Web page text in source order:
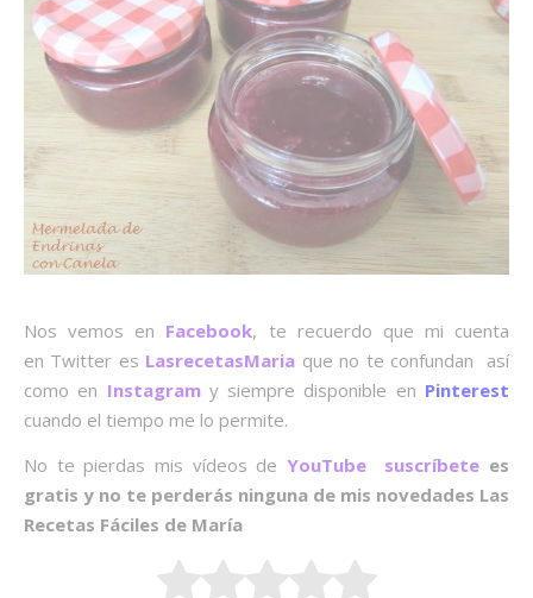
Nos vemos en Facebook, te recuerdo que mi cuenta
en Twitter es LasrecetasMaria que no te confundan así
como en Instagramy siempre disponible en Pinterest
cuando el tiempo me lo permite.
No te pierdas mis vídeos de YouTube suscríbete es
gratis y no te perderás ninguna de mis novedades Las
Recetas Fáciles de María